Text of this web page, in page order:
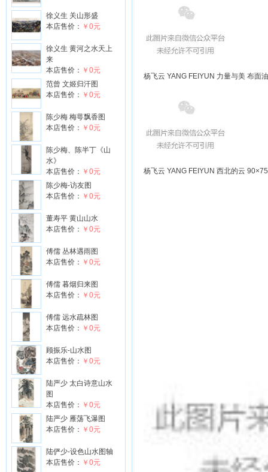
徐义生 关山形盛
本店售价： ￥0元
徐义生 黄河之水天上
来
本店售价： ￥0元
范曾 文姬归汗图
本店售价： ￥0元
陈少梅 梅萼飘香图
本店售价： ￥0元
陈少梅、陈半丁《山
水》
本店售价： ￥0元
陈少梅-访友图
本店售价： ￥0元
董寿平 黄山山水
本店售价： ￥0元
傅儒 丛林遇雨图
本店售价： ￥0元
傅儒 暮烟归来图
本店售价： ￥0元
傅儒 远水疏林图
本店售价： ￥0元
顾振乐-山水图
本店售价： ￥0元
陆严少 太白诗意山水
图
本店售价： ￥0元
陆严少 雁荡飞瀑图
本店售价： ￥0元
陆俨少-设色山水图轴
本店售价： ￥0元
杨飞云 YANG FEIYUN 力量与美 布面
杨飞云 YANG FEIYUN 西北的云